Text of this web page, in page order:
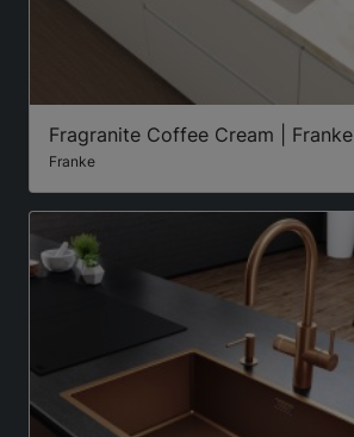
Fragranite Coffee Cream | Franke
Franke